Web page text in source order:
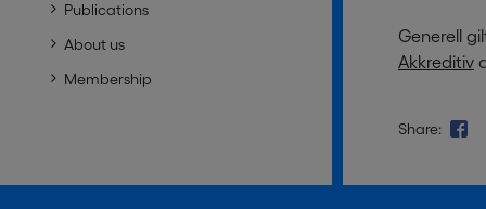
Publications
About us
Membership
Generell
Akkreditiv
Share: